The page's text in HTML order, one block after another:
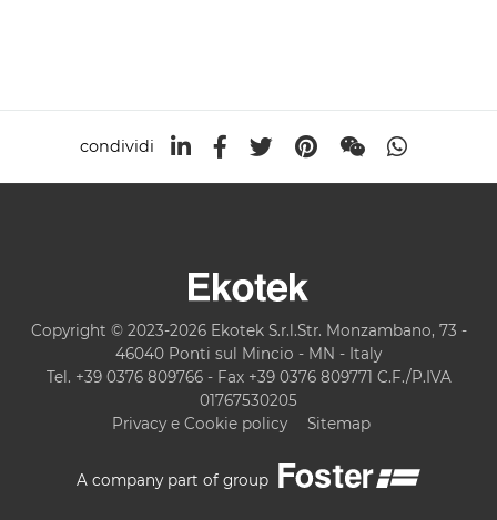
condividi
Copyright © 2023-2026 Ekotek S.r.l.Str. Monzambano, 73 -
46040 Ponti sul Mincio - MN - Italy
Tel. +39 0376 809766 - Fax +39 0376 809771 C.F./P.IVA
01767530205
Privacy e Cookie policy
Sitemap
A company part of group